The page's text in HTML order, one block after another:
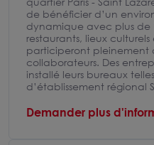
de bénéficier d’un
dynamique avec plus de
restaurants, lieux
participeront pleinement
collaborateurs. Des
installé leurs bureaux
d’établissement régional
Demander plus